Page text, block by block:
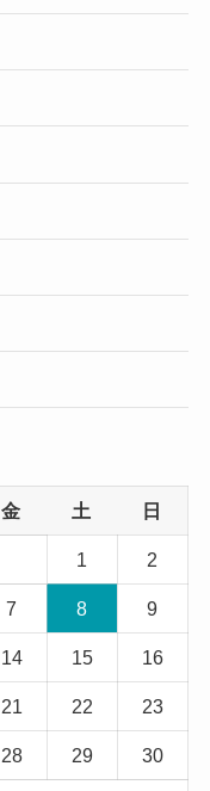
金 土 日
1 2
7 8 9
14 15 16
21 22 23
28 29 30